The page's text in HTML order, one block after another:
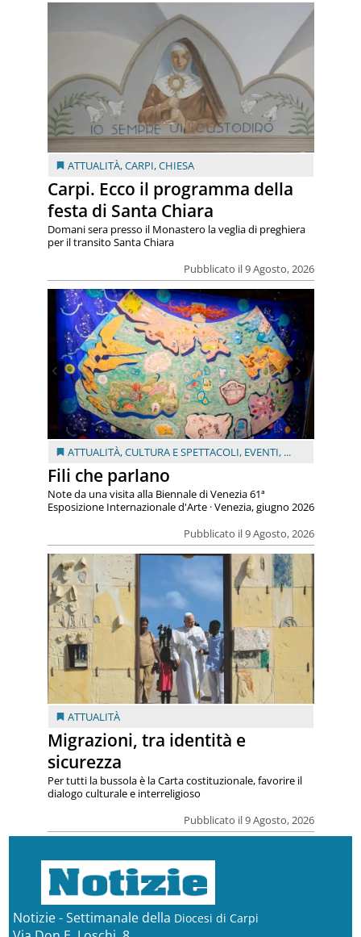
ATTUALITÀ,CARPI,CHIESA
Carpi. Ecco il programma della
festa di Santa Chiara
Pubblicato il 9 Agosto, 2026
Domani sera presso il Monastero la veglia di preghiera
per il transito Santa Chiara
ATTUALITÀ,CULTURA E SPETTACOLI, EVENTI, ...
Fili che parlano
Pubblicato il 9 Agosto, 2026
Note da una visita alla Biennale di Venezia 61ª
Esposizione Internazionale d'Arte · Venezia, giugno 2026
ATTUALITÀ
Migrazioni, tra identità e
sicurezza
Pubblicato il 9 Agosto, 2026
Per tutti la bussola è la Carta costituzionale, favorire il
dialogo culturale e interreligioso
Notizie - Settimanale della Diocesi di Carpi